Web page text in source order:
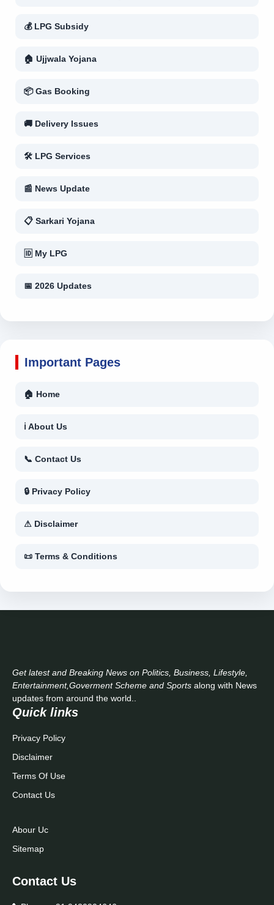
💰 LPG Subsidy
🏠 Ujjwala Yojana
📦 Gas Booking
🚚 Delivery Issues
🛠 LPG Services
📰 News Update
📋 Sarkari Yojana
🆔 My LPG
📅 2026 Updates
Important Pages
🏠 Home
ℹ About Us
📞 Contact Us
🔒 Privacy Policy
⚠ Disclaimer
📜 Terms & Conditions
Get latest and Breaking News on Politics, Business, Lifestyle,
Entertainment,Goverment Scheme and Sports along with News
updates from around the world..
Quick links
Privacy Policy
Disclaimer
Terms Of Use
Contact Us
Abour Uc
Sitemap
Contact Us